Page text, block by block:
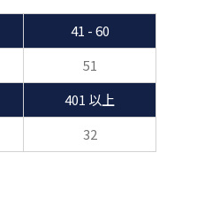
41 - 60
51
401 以上
32